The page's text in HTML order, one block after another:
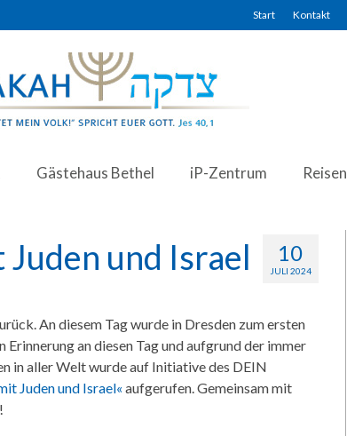
Start Kontakt
Gästehaus Bethel iP-Zentrum Reisen
10
JULI 2024
und Israel
An diesem Tag wurde in Dresden zum ersten
an diesen Tag und aufgrund der immer
in aller Welt wurde auf Initiative des DEIN
Juden und Israel« aufgerufen. Gemeinsam mit